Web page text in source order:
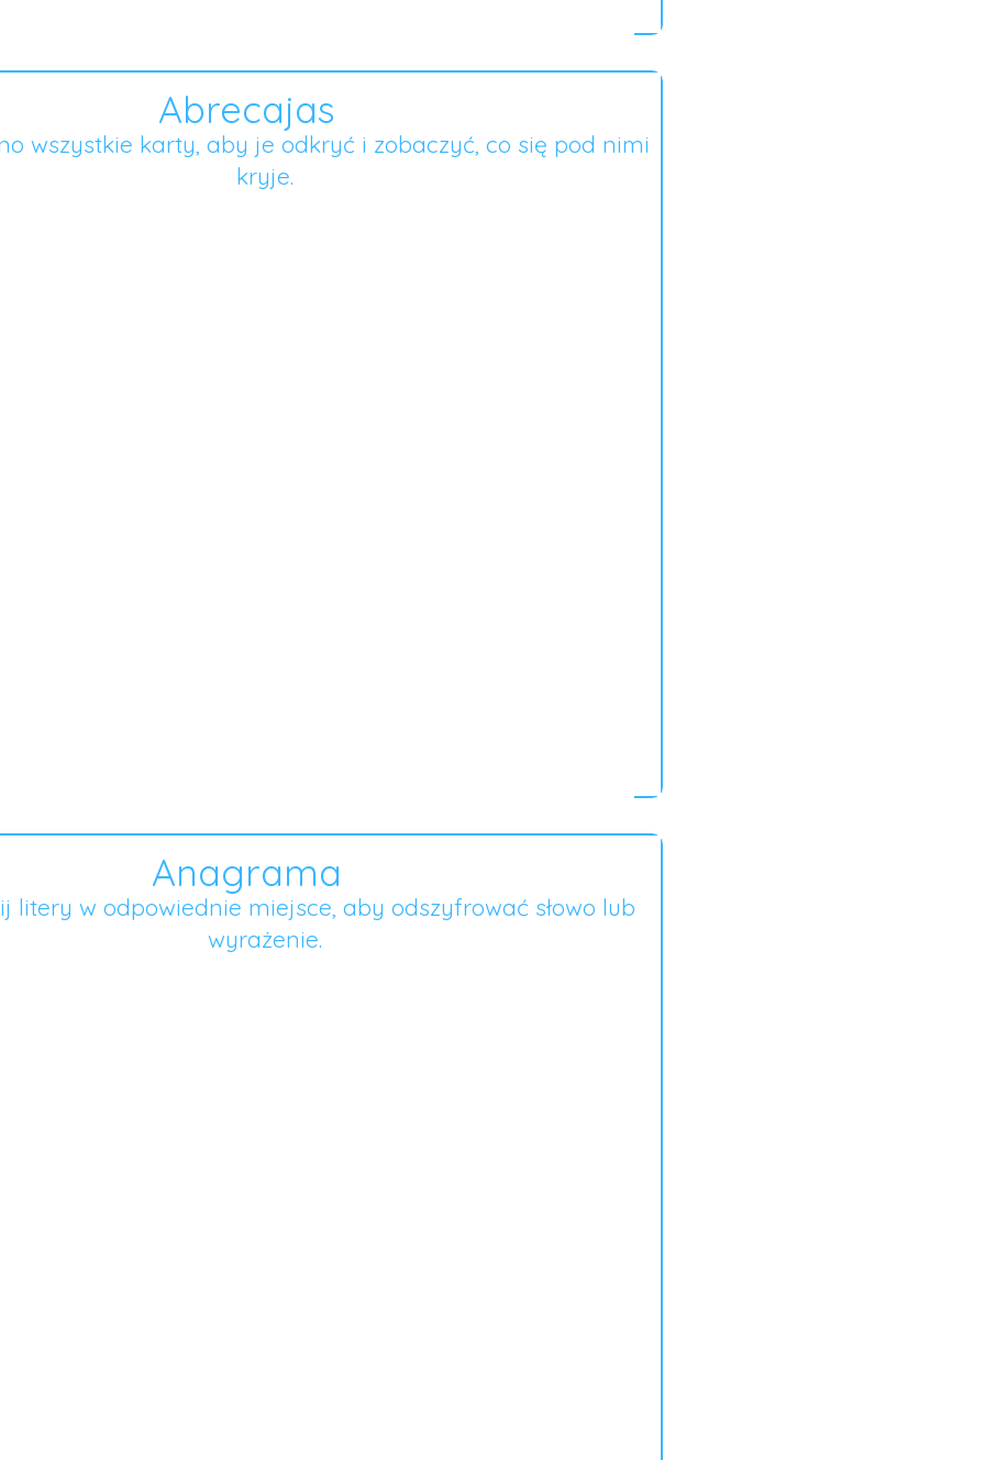
Abrecajas
wszystkie karty, aby je odkryć i zobaczyć, co się pod nimi
kryje.
Anagrama
litery w odpowiednie miejsce, aby odszyfrować słowo lub
wyrażenie.